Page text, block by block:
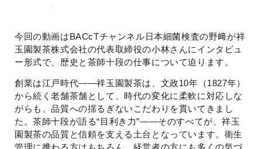
今回の動画はBACcTチャンネル日本細菌検査の野﨑が祥
玉園製茶株式会社の代表取締役の小林さんにインタビュ
ー形式で、歴史と茶師十段の仕事について迫ります。
創業は江戸時代——祥玉園製茶は、文政10年（1827年）
から続く老舗茶舗として、時代の変化に柔軟に対応しな
がらも、品質への揺るぎないこだわりを貫いてきまし
た。茶師十段が語る“目利き力”——そのすべてが、祥玉
園製茶の品質と信頼を支える土台となっています。衛生
管理に携わる方はもちろん、経営者の方にも多くの気づ